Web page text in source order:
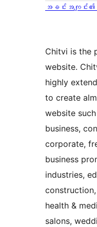
အခင်းအကျင်း
Chitvi is the
website.
highly
to create
website
business,
corporate,
business
industries,
health &
salons,